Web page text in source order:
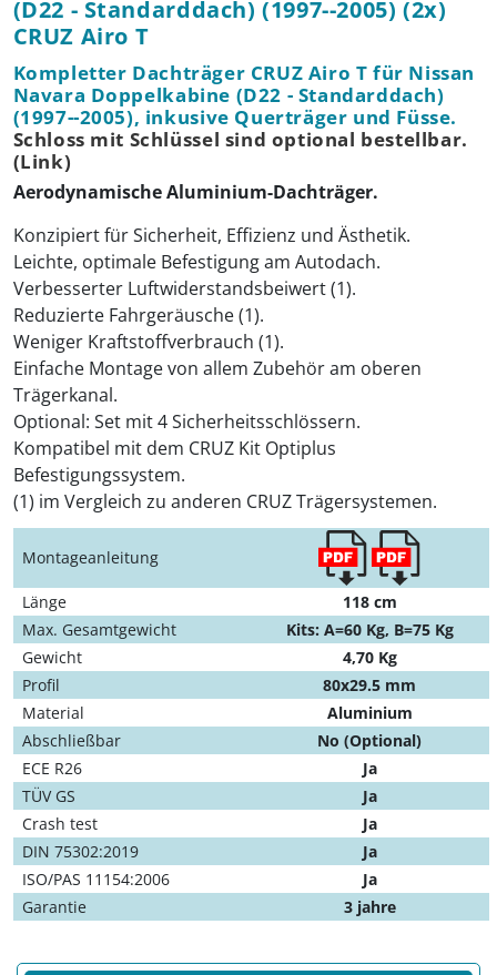
(D22 - Standarddach) (1997--2005) (2x)
CRUZ Airo T
Kompletter Dachträger CRUZ Airo T für Nissan
Navara Doppelkabine (D22 - Standarddach)
(1997--2005), inkusive Querträger und Füsse.
Schloss mit Schlüssel sind optional bestellbar.
(Link)
Aerodynamische Aluminium-Dachträger.
Konzipiert für Sicherheit, Effizienz und Ästhetik.
Leichte, optimale Befestigung am Autodach.
Verbesserter Luftwiderstandsbeiwert (1).
Reduzierte Fahrgeräusche (1).
Weniger Kraftstoffverbrauch (1).
Einfache Montage von allem Zubehör am oberen
Trägerkanal.
Optional: Set mit 4 Sicherheitsschlössern.
Kompatibel mit dem CRUZ Kit Optiplus
Befestigungssystem.
(1) im Vergleich zu anderen CRUZ Trägersystemen.
Montageanleitung
Länge
118 cm
Max. Gesamtgewicht
Kits: A=60 Kg, B=75 Kg
Gewicht
4,70 Kg
Profil
80x29.5 mm
Material
Aluminium
Abschließbar
No (Optional)
ECE R26
Ja
TÜV GS
Ja
Crash test
Ja
DIN 75302:2019
Ja
ISO/PAS 11154:2006
Ja
Garantie
3 jahre